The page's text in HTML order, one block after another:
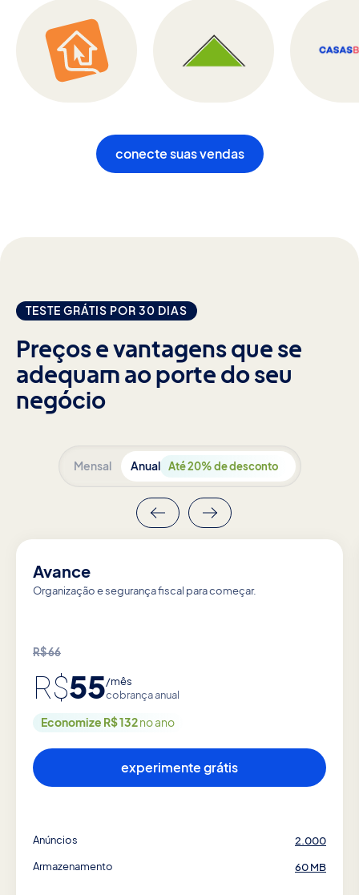
conecte suas vendas
TESTE GRÁTIS POR 30 DIAS
Preços e vantagens que se
adequam ao porte do seu
negócio
Mensal Anual Até 20% de desconto
Avance
Organização e segurança fiscal para começar.
R$66
R$55/mês
cobrança anual
Economize R$ 132no ano
experimente grátis
Anúncios
2.000
Armazenamento
60 MB